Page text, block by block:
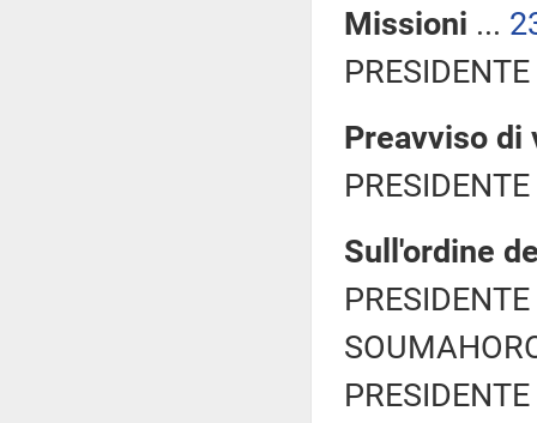
Missioni ...
Preavviso di
Sull'ordine